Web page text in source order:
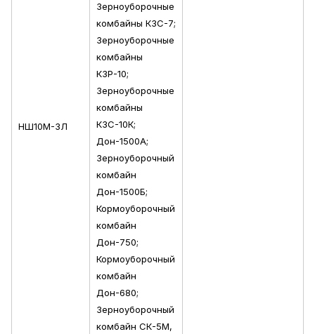
НШ10М-3Л
Зерноуборочные
комбайны КЗС-7;
Зерноуборочные
комбайны
КЗР-10;
Зерноуборочные
комбайны
КЗС-10К;
Дон-1500А;
Зерноуборочный
комбайн
Дон-1500Б;
Кормоуборочный
комбайн
Дон-750;
Кормоуборочный
комбайн
Дон-680;
Зерноуборочный
комбайн СК-5М,